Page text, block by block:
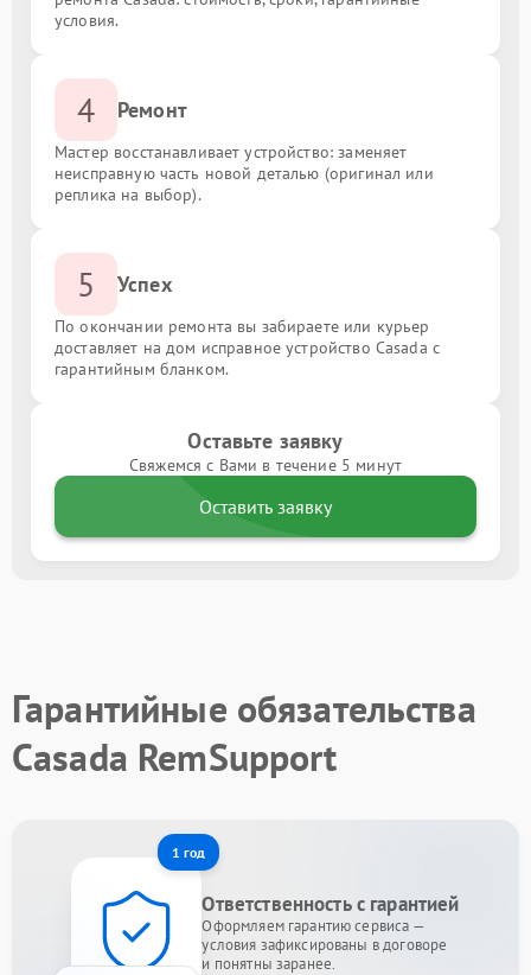
условия.
4 Ремонт
Мастер восстанавливает устройство: заменяет
неисправную часть новой деталью (оригинал или
реплика на выбор).
5 Успех
По окончании ремонта вы забираете или курьер
доставляет на дом исправное устройство Casada с
гарантийным бланком.
Оставьте заявку
Свяжемся с Вами в течение 5 минут
Оставить заявку
Гарантийные обязательства
Casada RemSupport
1 год
Ответственность с гарантией
Оформляем гарантию сервиса —
условия зафиксированы в договоре
и понятны заранее.